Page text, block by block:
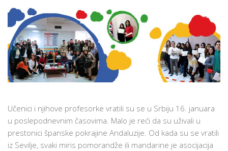
Učenici i njihove profesorke vratili su se u Srbiju 16. januara
u poslepodnevnim časovima. Malo je reći da su uživali u
prestonici španske pokrajine Andaluzije. Od kada su se vratili
iz Sevilje, svaki miris pomorandže ili mandarine je asocijacija